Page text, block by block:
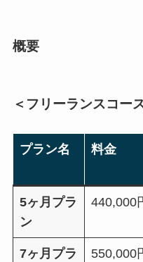
概要
＜フリーランスコー
プラン名 料金
5ヶ月プラ
ン
440,000
7ヶ月プラ
550,000